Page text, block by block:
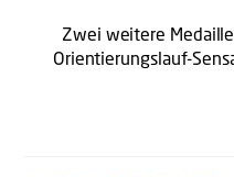
Zwei weitere
Orientierungslauf-